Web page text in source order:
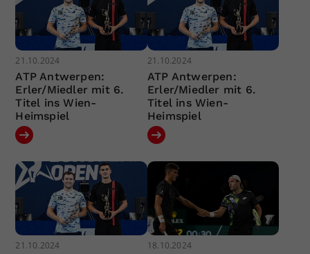
21.10.2024
ATP Antwerpen:
Erler/Miedler mit 6.
Titel ins Wien-
Heimspiel
21.10.2024
ATP Antwerpen:
Erler/Miedler mit 6.
Titel ins Wien-
Heimspiel
21.10.2024 18.10.2024